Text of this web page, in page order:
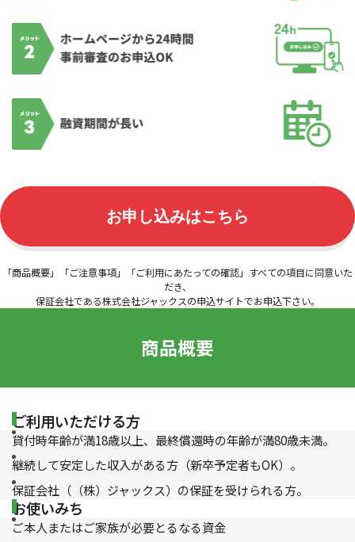
「商品概要」「ご注意事項」「ご利用にあたっての確認」すべての項目に同意いた
だき、
保証会社である株式会社ジャックスの申込サイトでお申込下さい。
商品概要
ご利用いただける方
貸付時年齢が満18歳以上、最終償還時の年齢が満80歳未満。
継続して安定した収入がある方（新卒予定者もOK）。
保証会社（（株）ジャックス）の保証を受けられる方。
お使いみち
ご本人またはご家族が必要とるなる資金